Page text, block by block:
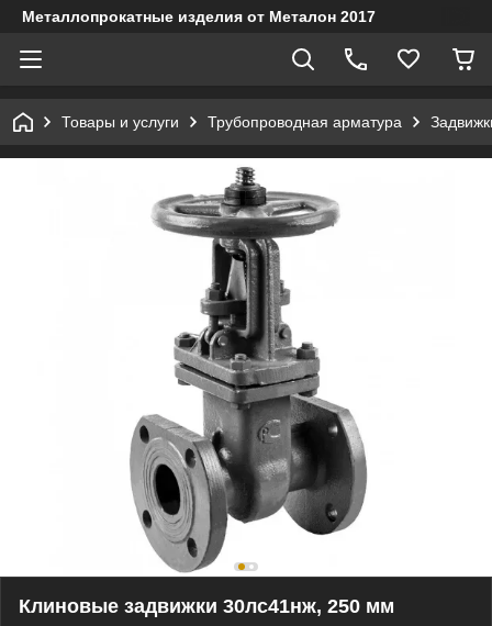
Металлопрокатные изделия от Металон 2017
Товары и услуги Трубопроводная арматура
Клиновые задвижки 30лс41нж, 250 мм